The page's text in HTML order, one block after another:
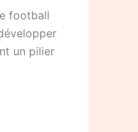
football
un pilier